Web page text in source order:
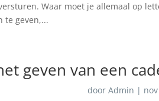
Waar moet je allemaal op
te geven,...
geven van een
doorAdmin |